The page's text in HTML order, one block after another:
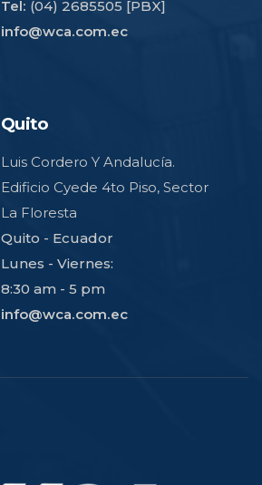
Tel: (04) 2685505 [PBX]
info@wca.com.ec
Quito
Luis Cordero Y Andalucía.
Edificio Cyede 4to Piso, Sector
La Floresta
Quito - Ecuador
Lunes - Viernes:
8:30 am - 5 pm
info@wca.com.ec